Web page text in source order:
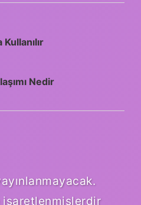
Nedir
işaretlenmişlerdir